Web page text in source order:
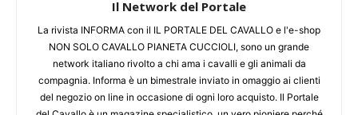
Il Network del Portale
La rivista INFORMA con il IL PORTALE DEL CAVALLO e l'e-shop
NON SOLO CAVALLO PIANETA CUCCIOLI, sono un grande
network italiano rivolto a chi ama i cavalli e gli animali da
compagnia. Informa è un bimestrale inviato in omaggio ai clienti
del negozio on line in occasione di ogni loro acquisto. Il Portale